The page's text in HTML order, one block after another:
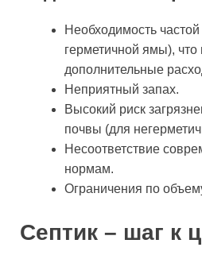
Необходимость частой
герметичной ямы), что
дополнительные
Неприятный запах.
Высокий риск
почвы (для
Несоответствие
нормам.
Ограничения по
Септик – шаг к